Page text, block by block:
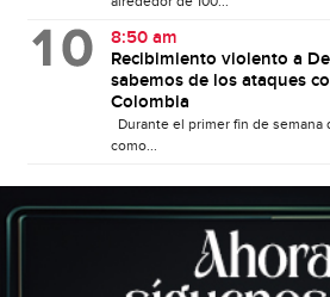
8:50 am
Recibimiento violento a
sabemos de los ataques
Colombia
Durante el primer fin de semana
como...